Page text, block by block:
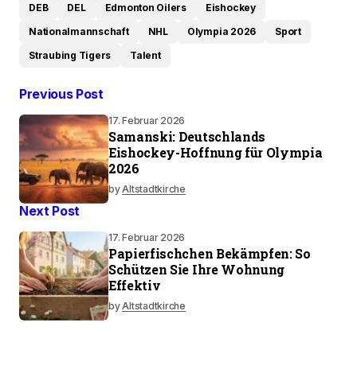
DEB DEL Edmonton Oilers
Eishockey
Nationalmannschaft
NHL Olympia 2026
Sport
Straubing Tigers
Talent
Previous Post
17. Februar 2026
Samanski: Deutschlands
Eishockey-Hoffnung für Olympia
2026
byAltstadtkirche
Next Post
17. Februar 2026
Papierfischchen Bekämpfen: So
Schützen Sie Ihre Wohnung
Effektiv
byAltstadtkirche